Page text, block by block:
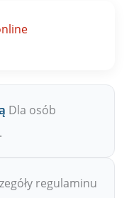
Dla osób
regulaminu